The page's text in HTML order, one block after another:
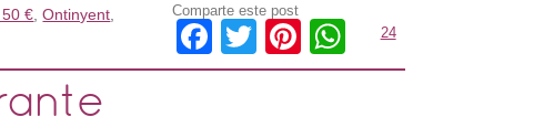
€ ,Ontinyent Comparte este post
Facebook
TwitterPinterest
WhatsApp
24